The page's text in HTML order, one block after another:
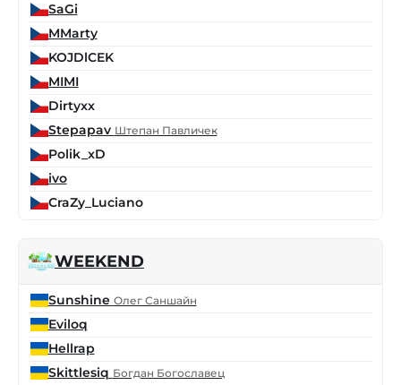
SaGi
MMarty
KOJDlCEK
MIMI
Dirtyxx
Stepapav Штепан Павличек
Polik_xD
ivo
CraZy_Luciano
WEEKEND
Sunshine Олег Саншайн
Eviloq
Hellrap
Skittlesiq Богдан Богославец